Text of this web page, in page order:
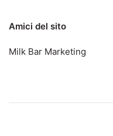
Amici del sito
Milk Bar Marketing